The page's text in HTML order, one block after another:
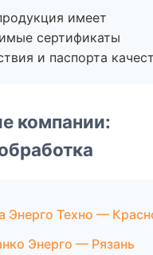
имеет
сертификаты
и паспорта
компании:
Энерго Техно —
Энерго — Рязань